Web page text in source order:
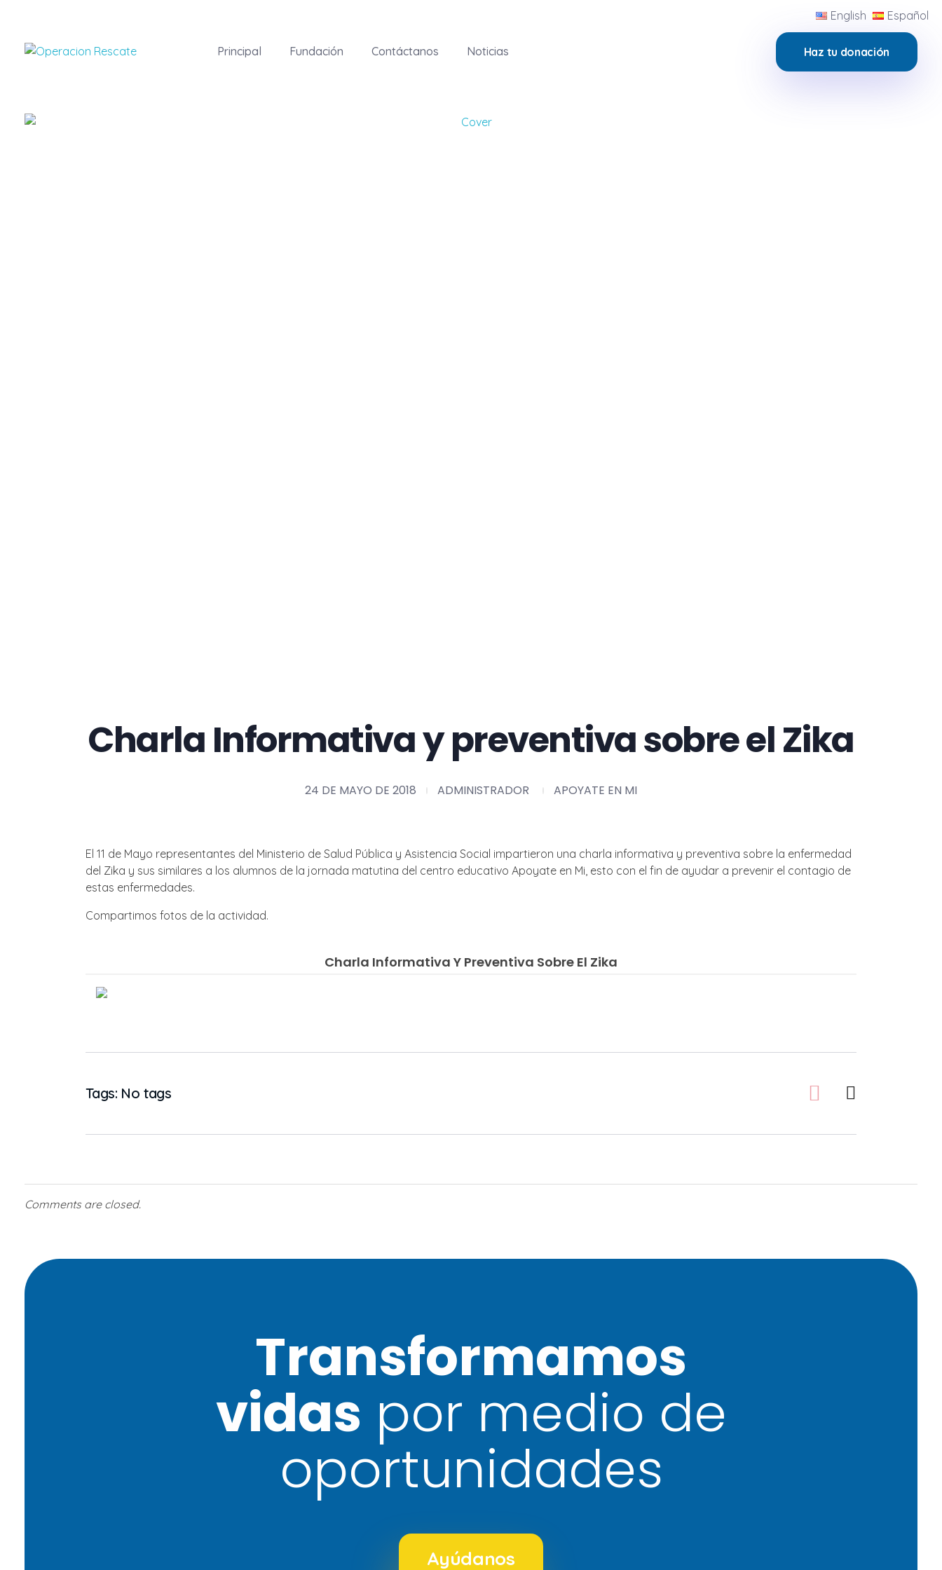
English Español
Principal Fundación Contáctanos Noticias Haz tu donación
Charla Informativa y preventiva sobre el Zika
24 DE MAYO DE 2018 ADMINISTRADOR APOYATE EN MI
El 11 de Mayo representantes del Ministerio de Salud Pública y Asistencia Social impartieron una charla informativa y preventiva sobre la enfermedad
del Zika y sus similares a los alumnos de la jornada matutina del centro educativo Apoyate en Mi, esto con el fin de ayudar a prevenir el contagio de
estas enfermedades.
Compartimos fotos de la actividad.
Charla Informativa Y Preventiva Sobre El Zika
Tags: No tags
Comments are closed.
Transformamos
vidas por medio de
oportunidades
Ayúdanos